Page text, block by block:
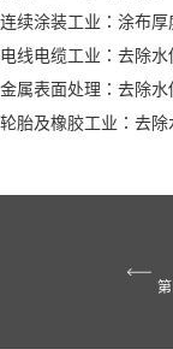
连续涂装工业：涂布
电线电缆工业：去除
金属表面处理：去除
轮胎及橡胶工业：去